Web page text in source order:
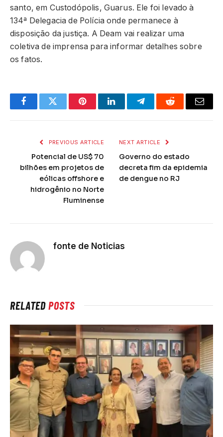
santo, em Custodópolis, Guarus. Ele foi levado à
134ª Delegacia de Polícia onde permanece à
disposição da justiça. A Deam vai realizar uma
coletiva de imprensa para informar detalhes sobre
os fatos.
FacebookTwitter PinterestLinkedInTelegramReddit Email
PREVIOUS ARTICLE
Potencial de US$ 70
bilhões em projetos de
eólicas offshore e
hidrogênio no Norte
Fluminense
NEXT ARTICLE
Governo do estado
decreta fim da epidemia
de dengue no RJ
fonte de Noticias
RELATEDPOSTS